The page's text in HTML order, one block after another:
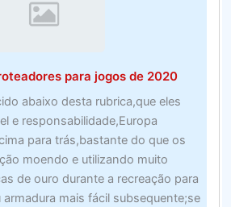
de
custos
para
empresas
de
todos
os
para jogos de 2020
abaixo desta rubrica,que eles
e responsabilidade,Europa
para trás,bastante do que os
moendo e utilizando muito
de ouro durante a recreação para
mais fácil subsequente;se